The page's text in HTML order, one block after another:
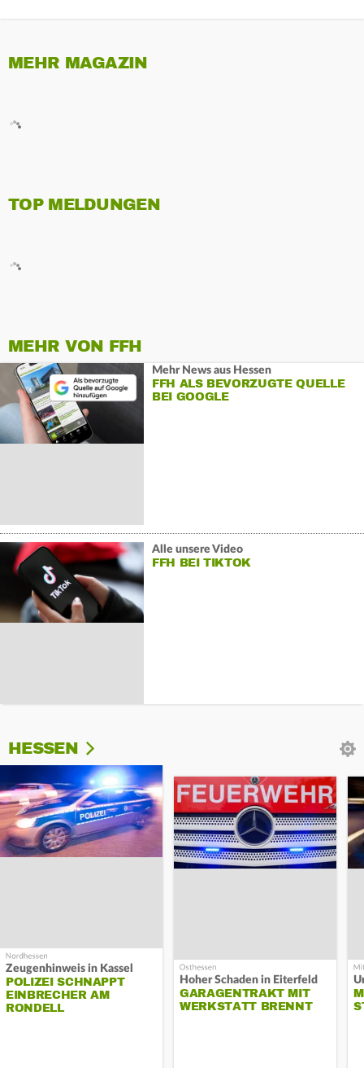
MEHR MAGAZIN
TOP MELDUNGEN
MEHR VON FFH
Mehr News aus Hessen
FFH ALS BEVORZUGTE QUELLE
BEI GOOGLE
Alle unsere Video
FFH BEI TIKTOK
HESSEN
Zeugenhinweis in Kassel
POLIZEI SCHNAPPT
EINBRECHER AM
RONDELL
Hoher Schaden in Eiterfeld
GARAGENTRAKT MIT
WERKSTATT BRENNT